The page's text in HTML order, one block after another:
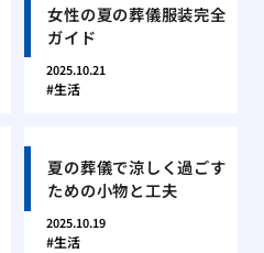
女性の夏の葬儀服装完全
ガイド
2025.10.21
生活
夏の葬儀で涼しく過ごす
ための小物と工夫
2025.10.19
生活